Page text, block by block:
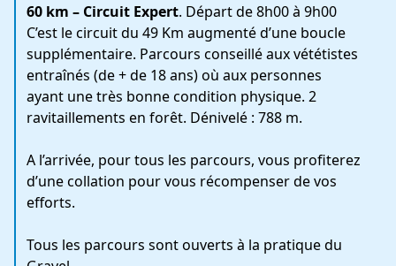
60 km – Circuit Expert. Départ de 8h00 à 9h00
C’est le circuit du 49 Km augmenté d’une boucle
supplémentaire. Parcours conseillé aux vététistes
entraînés (de + de 18 ans) où aux personnes
ayant une très bonne condition physique. 2
ravitaillements en forêt. Dénivelé : 788 m.
A l’arrivée, pour tous les parcours, vous profiterez
d’une collation pour vous récompenser de vos
efforts.
Tous les parcours sont ouverts à la pratique du